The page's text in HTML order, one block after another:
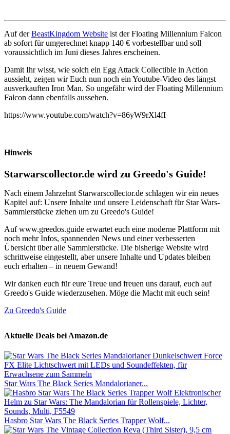
Auf derBeastKingdom Website ist der Floating Millennium Falcon
ab sofort für umgerechnet knapp 140 € vorbestellbar und soll
voraussichtlich im Juni dieses Jahres erscheinen.
Damit Ihr wisst, wie solch ein Egg Attack Collectible in Action
aussieht, zeigen wir Euch nun noch ein Youtube-Video des längst
ausverkauften Iron Man. So ungefähr wird der Floating Millennium
Falcon dann ebenfalls aussehen.
https://www.youtube.com/watch?v=86yW9rXl4fI
Hinweis
Starwarscollector.de wird zu Greedo's Guide!
Nach einem Jahrzehnt Starwarscollector.de schlagen wir ein neues
Kapitel auf: Unsere Inhalte und unsere Leidenschaft für Star Wars-
Sammlerstücke ziehen um zu Greedo's Guide!
Auf www.greedos.guide erwartet euch eine moderne Plattform mit
noch mehr Infos, spannenden News und einer verbesserten
Übersicht über alle Sammlerstücke. Die bisherige Website wird
schrittweise eingestellt, aber unsere Inhalte und Updates bleiben
euch erhalten – in neuem Gewand!
Wir danken euch für eure Treue und freuen uns darauf, euch auf
Greedo's Guide wiederzusehen. Möge die Macht mit euch sein!
Zu Greedo's Guide
Aktuelle Deals bei Amazon.de
Star Wars The Black Series Mandalorianer...
Hasbro Star Wars The Black Series Trapper Wolf...